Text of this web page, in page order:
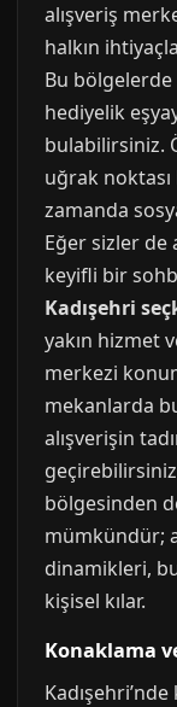
alışveriş
halkın
Bu
hediyelik
bulabilirsiniz.
uğrak noktası
zamanda
Eğer sizler de
keyifli bir
Kadışehri
yakın hizmet
merkezi
mekanlarda
alışverişin
bölgesinden
mümkündür;
dinamikleri,
kişisel kılar.
Konaklama